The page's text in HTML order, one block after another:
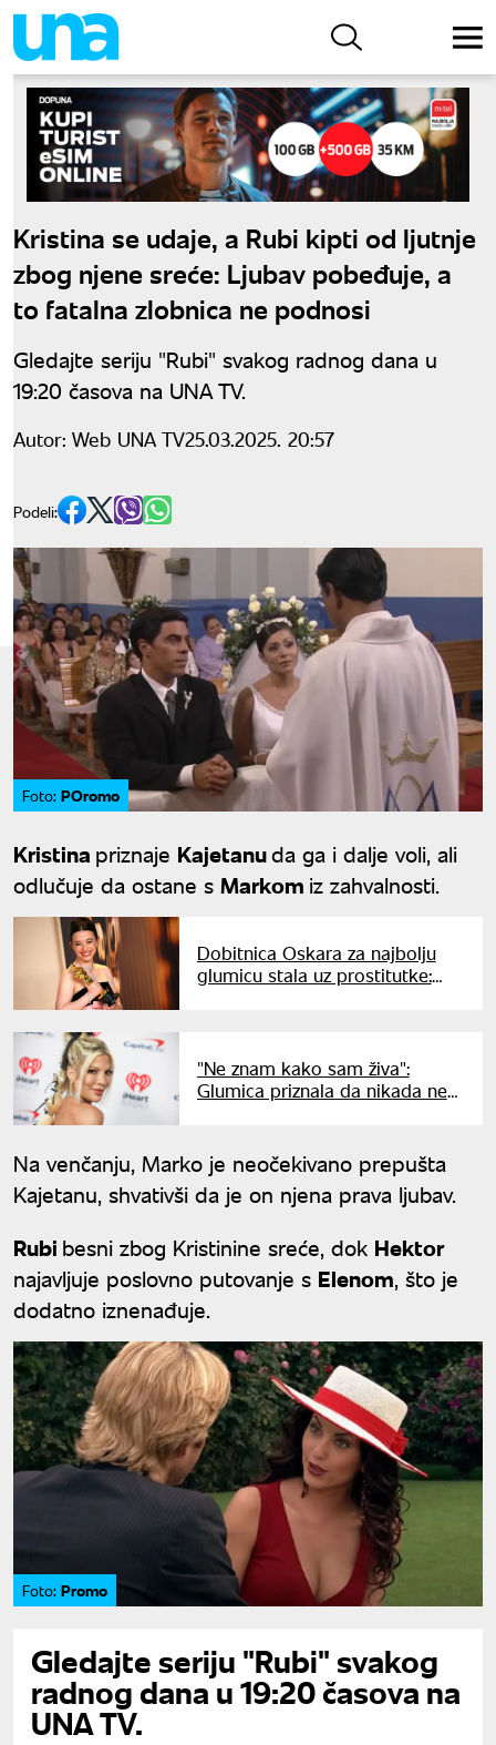
Kristina se udaje, a Rubi kipti od ljutnje
zbog njene sreće: Ljubav pobeđuje, a
to fatalna zlobnica ne podnosi
Gledajte seriju "Rubi" svakog radnog dana u
19:20 časova na UNA TV.
Autor: Web UNA TV25.03.2025. 20:57
Podeli:
Foto: POromo
Kristina priznaje Kajetanuda ga i dalje voli, ali
odlučuje da ostane s Markom iz zahvalnosti.
Dobitnica Oskara za najbolju
glumicu stala uz prostitutke:
"Ne znam kako sam živa":
Glumica priznala da nikada ne
Na venčanju, Marko je neočekivano prepušta
Kajetanu, shvativši da je on njena prava ljubav.
Rubi besni zbog Kristinine sreće, dok Hektor
najavljuje poslovno putovanje s Elenom, što je
dodatno iznenađuje.
Foto: Promo
Gledajte seriju "Rubi" svakog
radnog dana u 19:20 časova na
UNA TV.